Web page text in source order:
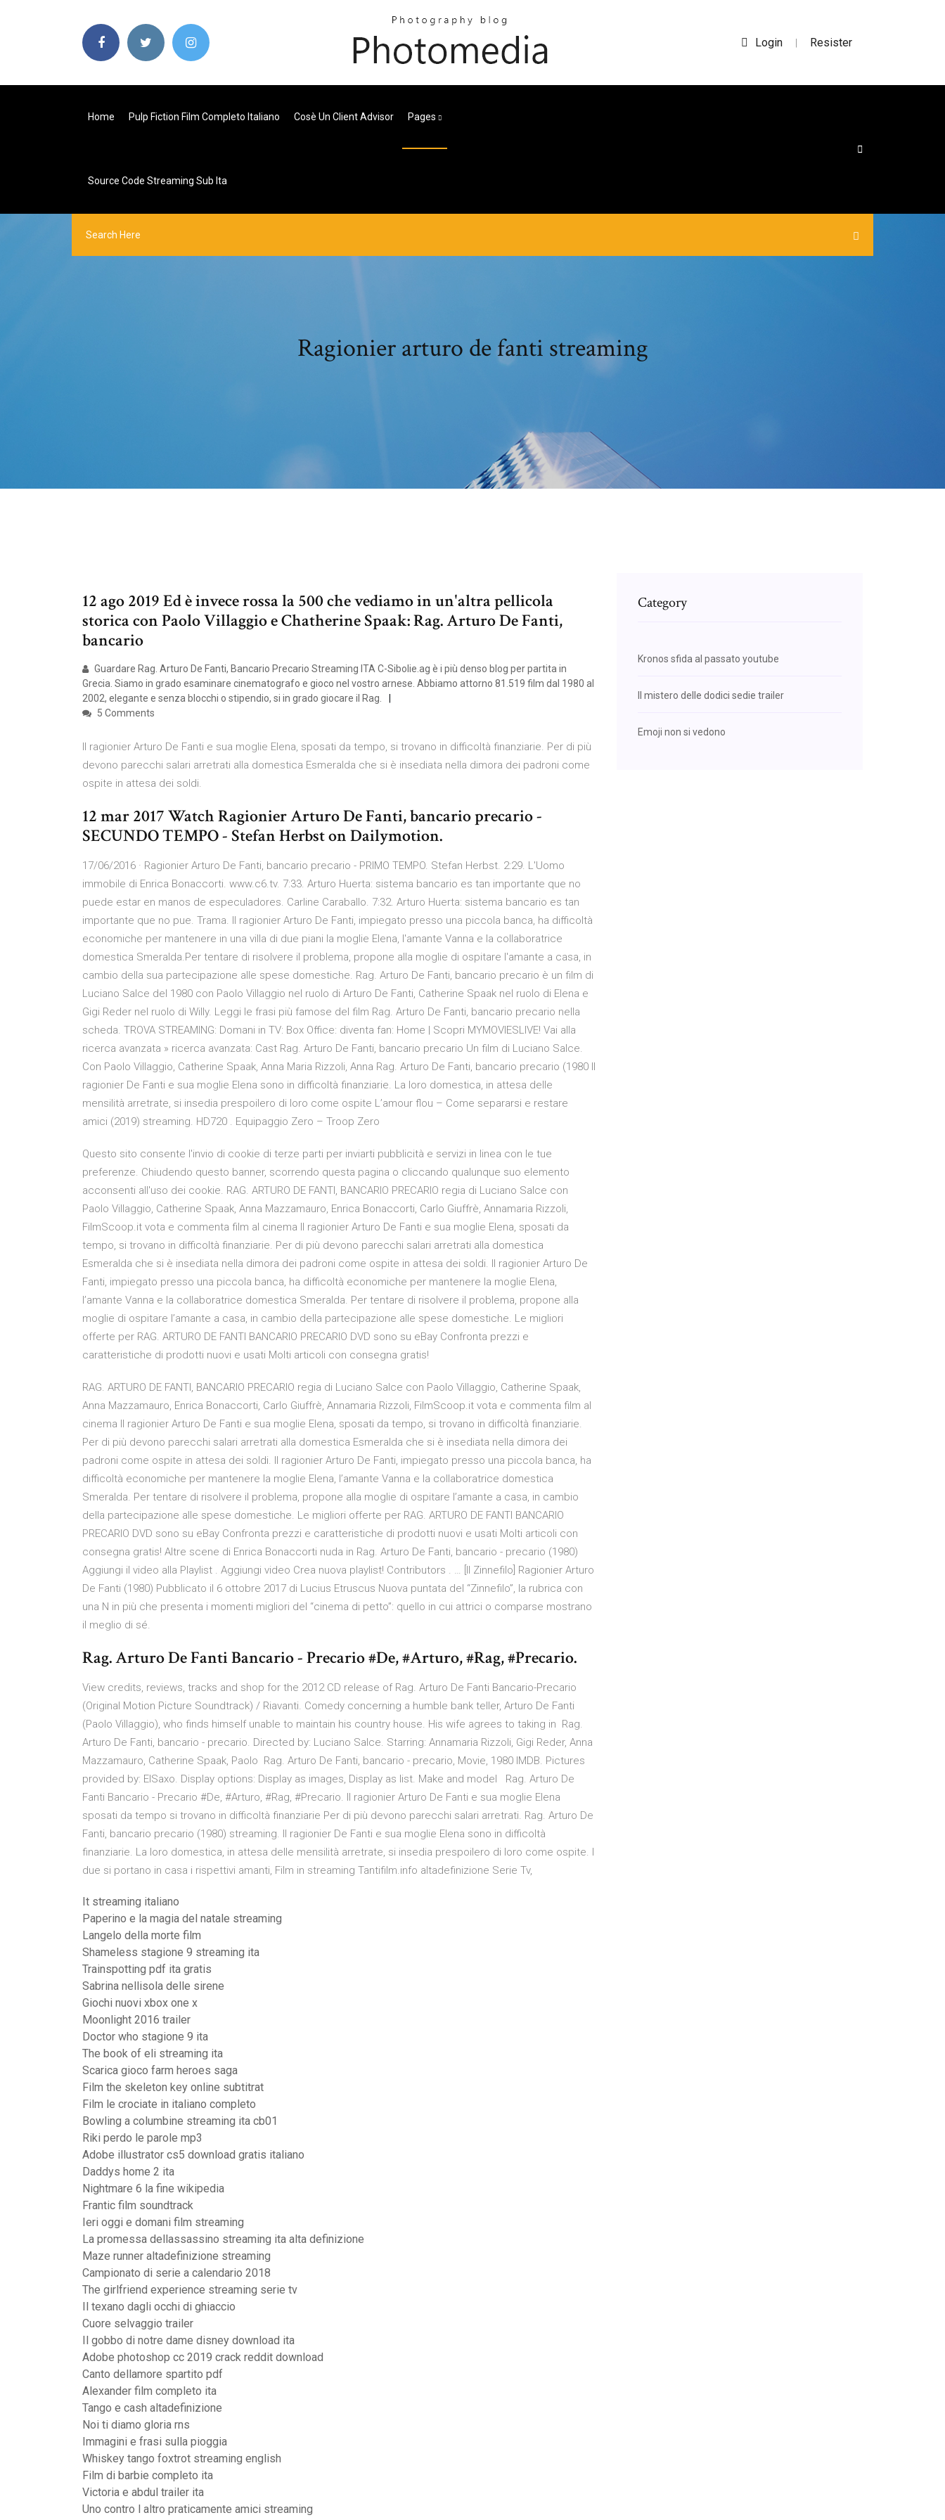
Login | Resister
Home Pulp Fiction Film Completo Italiano Cosè Un Client Advisor Pages
Source Code Streaming Sub Ita
Ragionier arturo de fanti streaming
12 ago 2019 Ed è invece rossa la 500 che vediamo in un'altra pellicola
storica con Paolo Villaggio e Chatherine Spaak: Rag. Arturo De Fanti,
bancario
Guardare Rag. Arturo De Fanti, Bancario Precario Streaming ITA C-Sibolie.ag è i più denso blog per partita in
Grecia. Siamo in grado esaminare cinematografo e gioco nel vostro arnese. Abbiamo attorno 81.519 film dal 1980 al
2002, elegante e senza blocchi o stipendio, si in grado giocare il Rag.
5 Comments
Il ragionier Arturo De Fanti e sua moglie Elena, sposati da tempo, si trovano in difficoltà finanziarie. Per di più
devono parecchi salari arretrati alla domestica Esmeralda che si è insediata nella dimora dei padroni come
ospite in attesa dei soldi.
12 mar 2017 Watch Ragionier Arturo De Fanti, bancario precario -
SECUNDO TEMPO - Stefan Herbst on Dailymotion.
17/06/2016 · Ragionier Arturo De Fanti, bancario precario - PRIMO TEMPO. Stefan Herbst. 2:29. L'Uomo
immobile di Enrica Bonaccorti. www.c6.tv. 7:33. Arturo Huerta: sistema bancario es tan importante que no
puede estar en manos de especuladores. Carline Caraballo. 7:32. Arturo Huerta: sistema bancario es tan
importante que no pue. Trama. Il ragionier Arturo De Fanti, impiegato presso una piccola banca, ha difficoltà
economiche per mantenere in una villa di due piani la moglie Elena, l'amante Vanna e la collaboratrice
domestica Smeralda.Per tentare di risolvere il problema, propone alla moglie di ospitare l'amante a casa, in
cambio della sua partecipazione alle spese domestiche. Rag. Arturo De Fanti, bancario precario è un film di
Luciano Salce del 1980 con Paolo Villaggio nel ruolo di Arturo De Fanti, Catherine Spaak nel ruolo di Elena e
Gigi Reder nel ruolo di Willy. Leggi le frasi più famose del film Rag. Arturo De Fanti, bancario precario nella
scheda. TROVA STREAMING: Domani in TV: Box Office: diventa fan: Home | Scopri MYMOVIESLIVE! Vai alla
ricerca avanzata » ricerca avanzata: Cast Rag. Arturo De Fanti, bancario precario Un film di Luciano Salce.
Con Paolo Villaggio, Catherine Spaak, Anna Maria Rizzoli, Anna Rag. Arturo De Fanti, bancario precario (1980 Il
ragionier De Fanti e sua moglie Elena sono in difficoltà finanziarie. La loro domestica, in attesa delle
mensilità arretrate, si insedia prespoilero di loro come ospite L’amour flou – Come separarsi e restare
amici (2019) streaming. HD720 . Equipaggio Zero – Troop Zero
Questo sito consente l'invio di cookie di terze parti per inviarti pubblicità e servizi in linea con le tue
preferenze. Chiudendo questo banner, scorrendo questa pagina o cliccando qualunque suo elemento
acconsenti all'uso dei cookie. RAG. ARTURO DE FANTI, BANCARIO PRECARIO regia di Luciano Salce con
Paolo Villaggio, Catherine Spaak, Anna Mazzamauro, Enrica Bonaccorti, Carlo Giuffrè, Annamaria Rizzoli,
FilmScoop.it vota e commenta film al cinema Il ragionier Arturo De Fanti e sua moglie Elena, sposati da
tempo, si trovano in difficoltà finanziarie. Per di più devono parecchi salari arretrati alla domestica
Esmeralda che si è insediata nella dimora dei padroni come ospite in attesa dei soldi. Il ragionier Arturo De
Fanti, impiegato presso una piccola banca, ha difficoltà economiche per mantenere la moglie Elena,
l’amante Vanna e la collaboratrice domestica Smeralda. Per tentare di risolvere il problema, propone alla
moglie di ospitare l’amante a casa, in cambio della partecipazione alle spese domestiche. Le migliori
offerte per RAG. ARTURO DE FANTI BANCARIO PRECARIO DVD sono su eBay Confronta prezzi e
caratteristiche di prodotti nuovi e usati Molti articoli con consegna gratis!
RAG. ARTURO DE FANTI, BANCARIO PRECARIO regia di Luciano Salce con Paolo Villaggio, Catherine Spaak,
Anna Mazzamauro, Enrica Bonaccorti, Carlo Giuffrè, Annamaria Rizzoli, FilmScoop.it vota e commenta film al
cinema Il ragionier Arturo De Fanti e sua moglie Elena, sposati da tempo, si trovano in difficoltà finanziarie.
Per di più devono parecchi salari arretrati alla domestica Esmeralda che si è insediata nella dimora dei
padroni come ospite in attesa dei soldi. Il ragionier Arturo De Fanti, impiegato presso una piccola banca, ha
difficoltà economiche per mantenere la moglie Elena, l’amante Vanna e la collaboratrice domestica
Smeralda. Per tentare di risolvere il problema, propone alla moglie di ospitare l’amante a casa, in cambio
della partecipazione alle spese domestiche. Le migliori offerte per RAG. ARTURO DE FANTI BANCARIO
PRECARIO DVD sono su eBay Confronta prezzi e caratteristiche di prodotti nuovi e usati Molti articoli con
consegna gratis! Altre scene di Enrica Bonaccorti nuda in Rag. Arturo De Fanti, bancario - precario (1980)
Aggiungi il video alla Playlist . Aggiungi video Crea nuova playlist! Contributors . … [Il Zinnefilo] Ragionier Arturo
De Fanti (1980) Pubblicato il 6 ottobre 2017 di Lucius Etruscus Nuova puntata del “Zinnefilo”, la rubrica con
una N in più che presenta i momenti migliori del “cinema di petto”: quello in cui attrici o comparse mostrano
il meglio di sé.
Rag. Arturo De Fanti Bancario - Precario #De, #Arturo, #Rag, #Precario.
View credits, reviews, tracks and shop for the 2012 CD release of Rag. Arturo De Fanti Bancario-Precario
(Original Motion Picture Soundtrack) / Riavanti. Comedy concerning a humble bank teller, Arturo De Fanti
(Paolo Villaggio), who finds himself unable to maintain his country house. His wife agrees to taking in Rag.
Arturo De Fanti, bancario - precario. Directed by: Luciano Salce. Starring: Annamaria Rizzoli, Gigi Reder, Anna
Mazzamauro, Catherine Spaak, Paolo Rag. Arturo De Fanti, bancario - precario, Movie, 1980 IMDB. Pictures
provided by: ElSaxo. Display options: Display as images, Display as list. Make and model Rag. Arturo De
Fanti Bancario - Precario #De, #Arturo, #Rag, #Precario. Il ragionier Arturo De Fanti e sua moglie Elena
sposati da tempo si trovano in difficoltà finanziarie Per di più devono parecchi salari arretrati. Rag. Arturo De
Fanti, bancario precario (1980) streaming. Il ragionier De Fanti e sua moglie Elena sono in difficoltà
finanziarie. La loro domestica, in attesa delle mensilità arretrate, si insedia prespoilero di loro come ospite. I
due si portano in casa i rispettivi amanti, Film in streaming Tantifilm.info altadefinizione Serie Tv,
It streaming italiano
Paperino e la magia del natale streaming
Langelo della morte film
Shameless stagione 9 streaming ita
Trainspotting pdf ita gratis
Sabrina nellisola delle sirene
Giochi nuovi xbox one x
Moonlight 2016 trailer
Doctor who stagione 9 ita
The book of eli streaming ita
Scarica gioco farm heroes saga
Film the skeleton key online subtitrat
Film le crociate in italiano completo
Bowling a columbine streaming ita cb01
Riki perdo le parole mp3
Adobe illustrator cs5 download gratis italiano
Daddys home 2 ita
Nightmare 6 la fine wikipedia
Frantic film soundtrack
Ieri oggi e domani film streaming
La promessa dellassassino streaming ita alta definizione
Maze runner altadefinizione streaming
Campionato di serie a calendario 2018
The girlfriend experience streaming serie tv
Il texano dagli occhi di ghiaccio
Cuore selvaggio trailer
Il gobbo di notre dame disney download ita
Adobe photoshop cc 2019 crack reddit download
Canto dellamore spartito pdf
Alexander film completo ita
Tango e cash altadefinizione
Noi ti diamo gloria rns
Immagini e frasi sulla pioggia
Whiskey tango foxtrot streaming english
Film di barbie completo ita
Victoria e abdul trailer ita
Uno contro l altro praticamente amici streaming
Category
Kronos sfida al passato youtube
Il mistero delle dodici sedie trailer
Emoji non si vedono